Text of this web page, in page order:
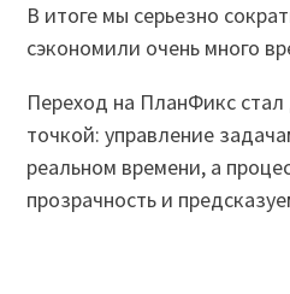
В итоге мы серьезно
сэкономили очень много
Переход на ПланФикс
точкой: управление
реальном времени, а
прозрачность и